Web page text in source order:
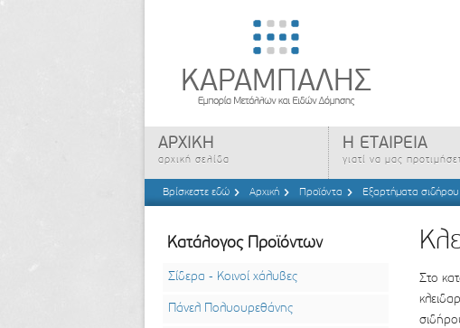
ΑΡΧΙΚΗ
αρχική σελίδα
Η ΕΤΑΙΡΕΙΑ
γιατί να μας
Βρίσκεστε εδώ Αρχική Προϊόντα Εξαρτήματα σιδήρου
Κατάλογος Προϊόντων
Σίδερα - Κοινοί χάλυβες
Πάνελ Πολυουρεθάνης
Στο